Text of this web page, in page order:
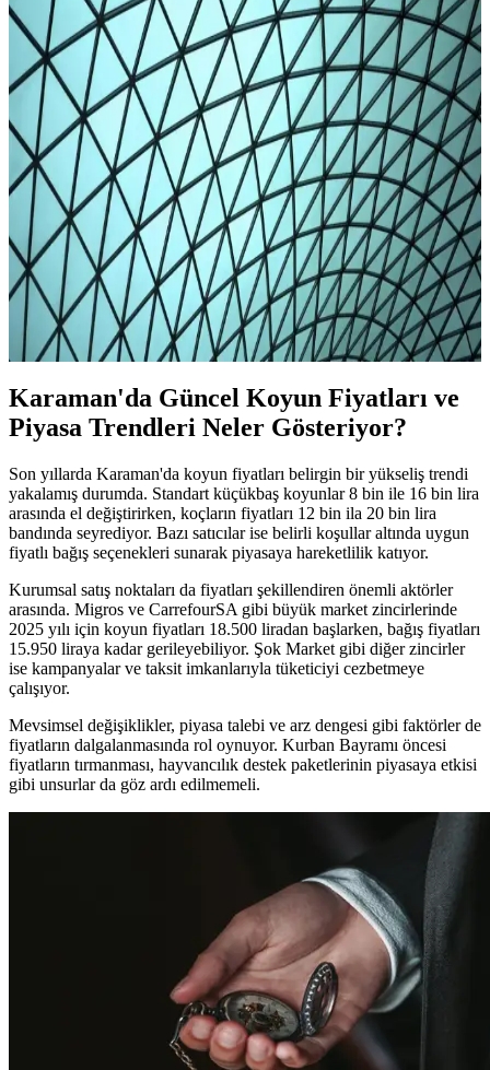
Karaman koyun fiyatlarındaki dalgalanmaların nedenlerini ve
güvenilir satış noktalarını öğrenin. Detayları hemen keşfedin!
Karaman Koyun Fiyatları Güncel Durum ve Piyasa
Analizi 2025
Karaman'da koyun fiyatları cins, kilo ve sağlık durumuna göre
değişiyor. Güncel piyasa trendleri ve kurbanlık fiyatlar hakkında
detaylı bilgiler içerir.
2025 Koyun Eti ve Küçükbaş Hayvan Fiyatları
Güncel Durum ve Piyasa Analizi
2025 yılında koyun eti ve küçükbaş hayvan fiyatları bölgeye göre
değişiyor, talep ve arz, maliyetler fiyatları etkiliyor. Güncel verilerle
piyasa trendlerini keşfedin.
Karaman'da Güncel Koyun Fiyatları ve
Piyasa Trendleri Neler Gösteriyor?
Son yıllarda Karaman'da koyun fiyatları belirgin bir yükseliş trendi
yakalamış durumda. Standart küçükbaş koyunlar 8 bin ile 16 bin lira
arasında el değiştirirken, koçların fiyatları 12 bin ila 20 bin lira
bandında seyrediyor. Bazı satıcılar ise belirli koşullar altında uygun
fiyatlı bağış seçenekleri sunarak piyasaya hareketlilik katıyor.
Kurumsal satış noktaları da fiyatları şekillendiren önemli aktörler
arasında. Migros ve CarrefourSA gibi büyük market zincirlerinde
2025 yılı için koyun fiyatları 18.500 liradan başlarken, bağış fiyatları
15.950 liraya kadar gerileyebiliyor. Şok Market gibi diğer zincirler
ise kampanyalar ve taksit imkanlarıyla tüketiciyi cezbetmeye
çalışıyor.
Mevsimsel değişiklikler, piyasa talebi ve arz dengesi gibi faktörler de
fiyatların dalgalanmasında rol oynuyor. Kurban Bayramı öncesi
fiyatların tırmanması, hayvancılık destek paketlerinin piyasaya etkisi
gibi unsurlar da göz ardı edilmemeli.